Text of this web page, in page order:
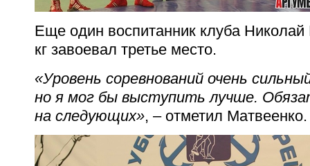
Еще один воспитанник клуба
кг завоевал третье место.
«Уровень соревнований очень
но я мог бы выступить лучше.
на следующих», – отметил Матвеенко.